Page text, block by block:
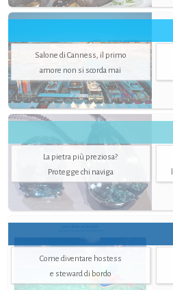
Salone di Canness, il primo
amore non si scorda mai
La pietra più preziosa?
Protegge chi naviga
Come diventare hostess
e steward di bordo